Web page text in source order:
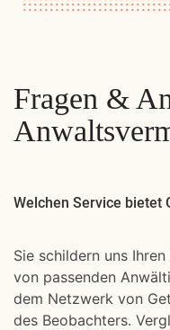
Fragen &
Welchen Service bietet
Sie schildern uns
von passenden
dem Netzwerk von
des Beobachters.